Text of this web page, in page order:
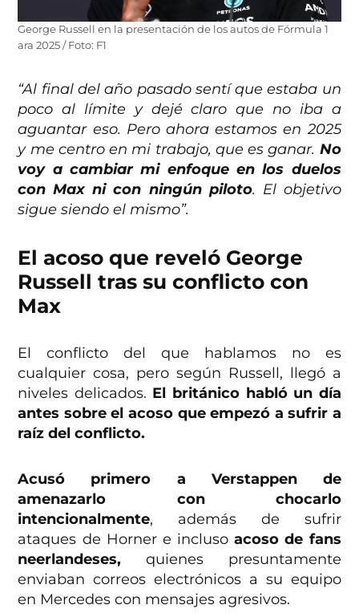
George Russell en la presentación de los autos de Fórmula 1
ara 2025 / Foto: F1
“Al final del año pasado sentí que estaba un
poco al límite y dejé claro que no iba a
aguantar eso. Pero ahora estamos en 2025
y me centro en mi trabajo, que es ganar. No
voy a cambiar mi enfoque en los duelos
con Max ni con ningún piloto. El objetivo
sigue siendo el mismo”.
El acoso que reveló George
Russell tras su conflicto con
Max
El conflicto del que hablamos no es
cualquier cosa, pero según Russell, llegó a
niveles delicados. El británico habló un día
antes sobre el acoso que empezó a sufrir a
raíz del conflicto.
Acusó primero a Verstappen de
amenazarlo con chocarlo
intencionalmente, además de sufrir
ataques de Horner e inclusoacoso de fans
neerlandeses, quienes presuntamente
enviaban correos electrónicos a su equipo
en Mercedes con mensajes agresivos.